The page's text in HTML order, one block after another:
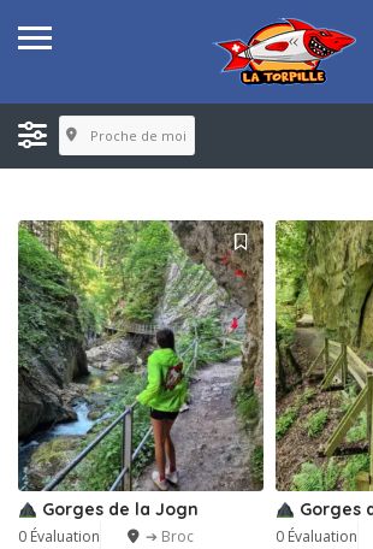
Proche de moi
Gorges de la Jogn
0 Évaluation ➔ Broc
Gorges
0 Évaluation